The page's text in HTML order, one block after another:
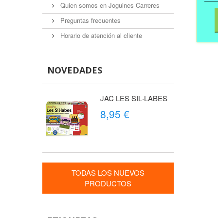
Quien somos en Joguines Carreres
Preguntas frecuentes
Horario de atención al cliente
NOVEDADES
JAC LES SIL·LABES
8,95 €
TODAS LOS NUEVOS
PRODUCTOS